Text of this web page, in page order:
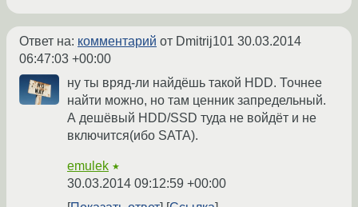
Ответ на: комментарий от Dmitrij101 30.03.2014
06:47:03 +00:00
ну ты вряд-ли найдёшь такой HDD. Точнее
найти можно, но там ценник запредельный.
А дешёвый HDD/SSD туда не войдёт и не
включится(ибо SATA).
emulek ★
30.03.2014 09:12:59 +00:00